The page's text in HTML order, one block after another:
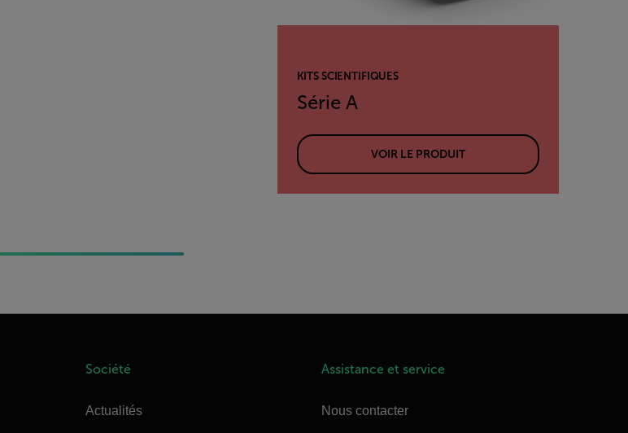
KITS SCIENTIFIQUES
Série A
VOIR LE PRODUIT
Société
Actualités
Assistance et service
Nous contacter